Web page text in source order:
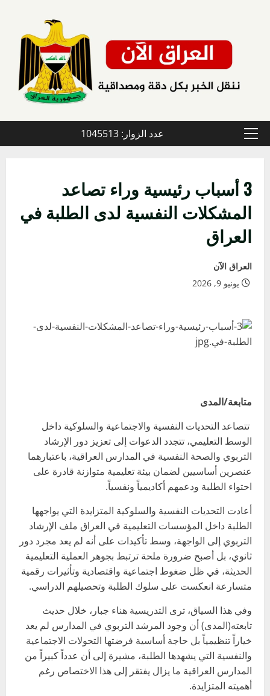
القائمة
عدد الزوار: 1045513
3 أسباب رئيسية وراء تصاعد
المشكلات النفسية لدى الطلبة في
العراق
العراق الآن
يونيو 9, 2026
متابعة/المدى
تتصاعد التحديات النفسية والاجتماعية والسلوكية داخل
الوسط التعليمي، تتجدد الدعوات إلى تعزيز دور الإرشاد
التربوي والصحة النفسية في المدارس العراقية، باعتبارهما
عنصرين أساسيين لضمان بيئة تعليمية متوازنة قادرة على
احتواء الطلبة ودعمهم أكاديمياً ونفسياً.
أعادت التحديات النفسية والسلوكية المتزايدة التي يواجهها
الطلبة داخل المؤسسات التعليمية في العراق ملف الإرشاد
التربوي إلى الواجهة، وسط تأكيدات على أنه لم يعد مجرد دور
ثانوي، بل أصبح ضرورة ملحة ترتبط بجوهر العملية التعليمية
الحديثة، في ظل ضغوط اجتماعية واقتصادية وتأثيرات رقمية
متسارعة انعكست على سلوك الطلبة وتحصيلهم الدراسي.
وفي هذا السياق، ترى التدريسية هناء جبار، خلال حديث
تابعته(المدى) أن وجود المرشد التربوي في المدارس لم يعد
خياراً تنظيمياً بل حاجة أساسية فرضتها التحولات الاجتماعية
والنفسية التي يشهدها الطلبة، مشيرة إلى أن عدداً كبيراً من
المدارس العراقية ما يزال يفتقر إلى هذا الاختصاص رغم
أهميته المتزايدة.